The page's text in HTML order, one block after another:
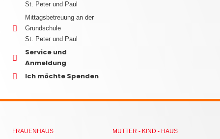
St. Peter und Paul
Mittagsbetreuung an der
Grundschule
St. Peter und Paul
Service und
Anmeldung
Ich möchte Spenden
FRAUENHAUS MUTTER - KIND - HAUS